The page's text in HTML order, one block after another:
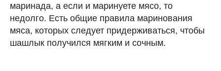
маринада, а если и маринуете мясо, то
недолго. Есть общие правила маринования
мяса, которых следует придерживаться, чтобы
шашлык получился мягким и сочным.